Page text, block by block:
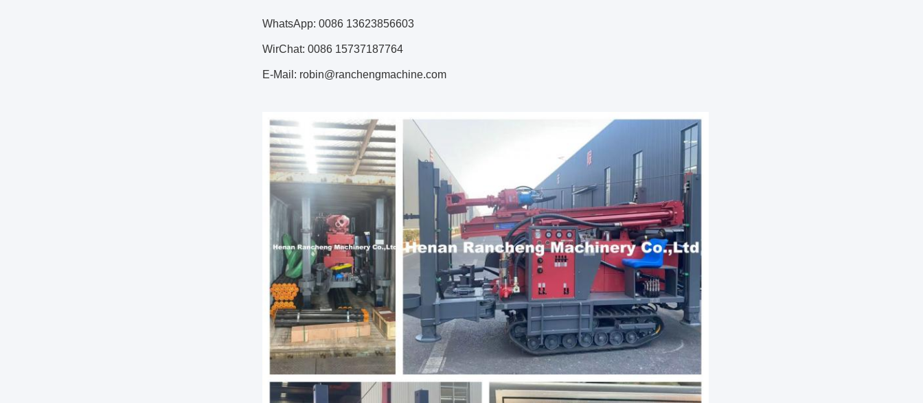
WhatsApp: 0086 13623856603
WirChat: 0086 15737187764
E-Mail: robin@ranchengmachine.com